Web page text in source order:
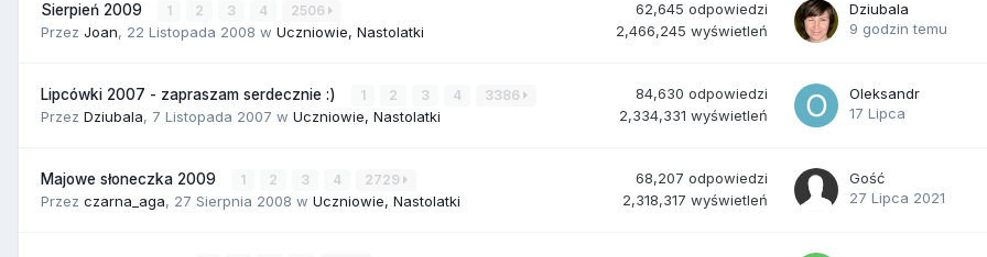
Sierpień 2009 1 2 3 4 2506
Przez Joan, 22 Listopada 2008 w Uczniowie, Nastolatki
62,645 odpowiedzi
2,466,245 wyświetleń
Dziubala
9 godzin temu
Lipcówki 2007 - zapraszam serdecznie :) 1 2 3 4 3386
Przez Dziubala, 7 Listopada 2007 w Uczniowie, Nastolatki
84,630 odpowiedzi
2,334,331 wyświetleń
Oleksandr
17 Lipca
Majowe słoneczka 2009 1 2 3 4 2729
Przez czarna_aga, 27 Sierpnia 2008 w Uczniowie, Nastolatki
68,207 odpowiedzi
2,318,317 wyświetleń
Gość
27 Lipca 2021